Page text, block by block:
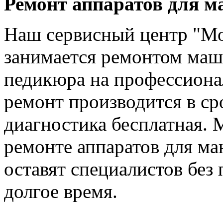
Наш сервисный центр
занимается ремонтом
педикюра на
ремонт производится в
диагностика
ремонте аппаратов для
оставят специалистов
долгое время.